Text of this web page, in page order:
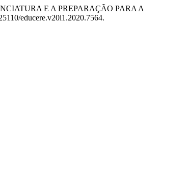
E A PREPARAÇÃO PARA A
educere.v20i1.2020.7564.